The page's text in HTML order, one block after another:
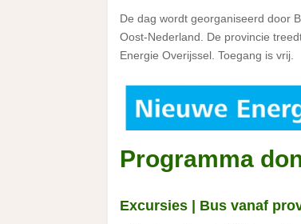
De dag wordt georganiseerd door
Oost-Nederland. De provincie
Energie Overijssel. Toegang is vrij.
Programma
Excursies | Bus vanaf